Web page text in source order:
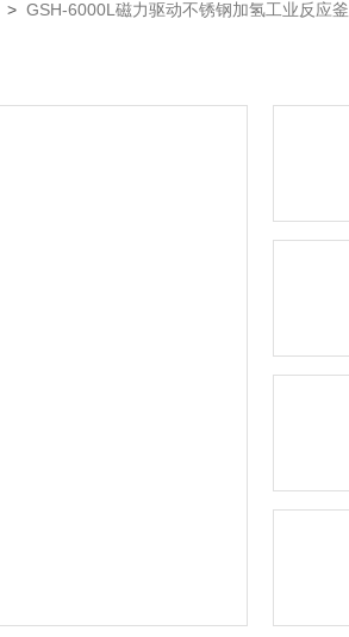
> GSH-6000L磁力驱动不锈钢加氢工业反应釜